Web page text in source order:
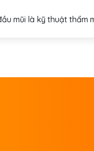
mũi là kỹ thuật thẩm